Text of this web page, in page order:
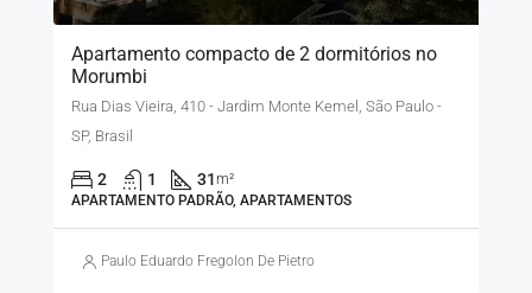
Apartamento compacto de 2 dormitórios no
Morumbi
Rua Dias Vieira, 410 - Jardim Monte Kemel, São Paulo -
SP, Brasil
2 1 31m²
APARTAMENTO PADRÃO, APARTAMENTOS
Paulo Eduardo Fregolon De Pietro